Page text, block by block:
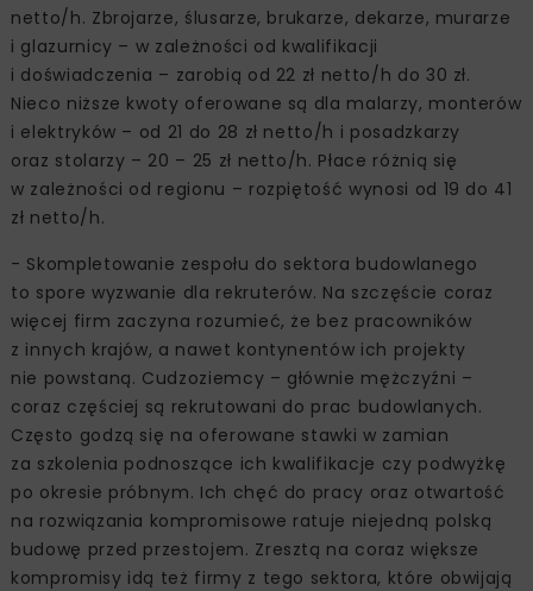
netto/h. Zbrojarze, ślusarze, brukarze, dekarze, murarze
i glazurnicy – w zależności od kwalifikacji
i doświadczenia – zarobią od 22 zł netto/h do 30 zł.
Nieco niższe kwoty oferowane są dla malarzy, monterów
i elektryków – od 21 do 28 zł netto/h i posadzkarzy
oraz stolarzy – 20 – 25 zł netto/h. Płace różnią się
w zależności od regionu – rozpiętość wynosi od 19 do 41
zł netto/h.
- Skompletowanie zespołu do sektora budowlanego
to spore wyzwanie dla rekruterów. Na szczęście coraz
więcej firm zaczyna rozumieć, że bez pracowników
z innych krajów, a nawet kontynentów ich projekty
nie powstaną. Cudzoziemcy – głównie mężczyźni –
coraz częściej są rekrutowani do prac budowlanych.
Często godzą się na oferowane stawki w zamian
za szkolenia podnoszące ich kwalifikacje czy podwyżkę
po okresie próbnym. Ich chęć do pracy oraz otwartość
na rozwiązania kompromisowe ratuje niejedną polską
budowę przed przestojem. Zresztą na coraz większe
kompromisy idą też firmy z tego sektora, które obwijają